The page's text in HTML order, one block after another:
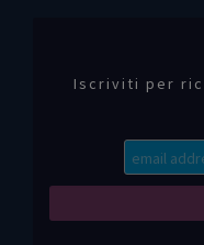
Iscriviti per